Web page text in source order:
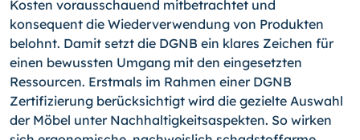
Kosten vorausschauend mitbetrachtet und
konsequent die Wiederverwendung von Produkten
belohnt. Damit setzt die DGNB ein klares Zeichen für
einen bewussten Umgang mit den eingesetzten
Ressourcen. Erstmals im Rahmen einer DGNB
Zertifizierung berücksichtigt wird die gezielte Auswahl
der Möbel unter Nachhaltigkeitsaspekten. So wirken